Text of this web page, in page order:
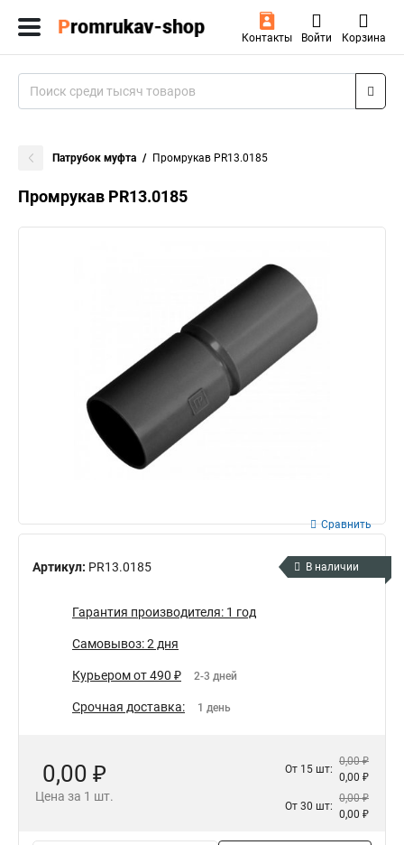
Контакты Войти Корзина
Патрубок муфта Промрукав PR13.0185
Промрукав PR13.0185
Артикул: PR13.0185
Сравнить
В наличии
Гарантия производителя: 1 год
Самовывоз: 2 дня
Курьером от 490 ₽ 2-3 дней
Срочная доставка: 1 день
0,00 ₽
Цена за 1 шт.
От 15 шт:
0,00 ₽
0,00 ₽
От 30 шт:
0,00 ₽
0,00 ₽